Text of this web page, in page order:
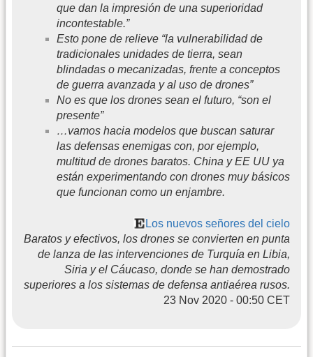
que dan la impresión de una superioridad
incontestable.”
Esto pone de relieve “la vulnerabilidad de
tradicionales unidades de tierra, sean
blindadas o mecanizadas, frente a conceptos
de guerra avanzada y al uso de drones”
No es que los drones sean el futuro, “son el
presente”
…vamos hacia modelos que buscan saturar
las defensas enemigas con, por ejemplo,
multitud de drones baratos. China y EE UU ya
están experimentando con drones muy básicos
que funcionan como un enjambre.
Los nuevos señores del cielo
Baratos y efectivos, los drones se convierten en punta
de lanza de las intervenciones de Turquía en Libia,
Siria y el Cáucaso, donde se han demostrado
superiores a los sistemas de defensa antiaérea rusos.
23 Nov 2020 - 00:50 CET